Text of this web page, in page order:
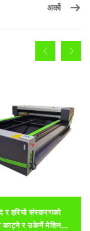
अर्को
हरियो संस्करणको
र उकेर्ने मेशिन,